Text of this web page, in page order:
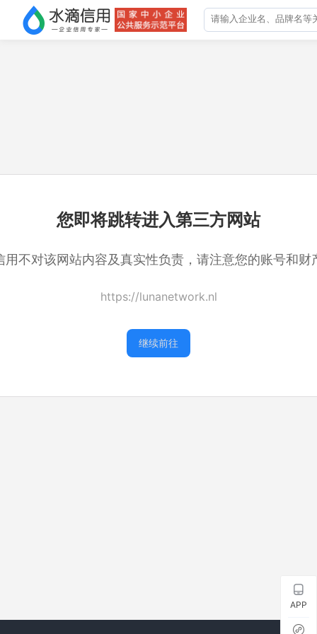
您即将跳转进入第三方网站
用不对该网站内容及真实性负责，请注意您的账号和财
https://lunanetwork.nl
继续前往
APP